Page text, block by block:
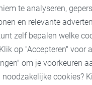
-50%
cookies
te analyseren,
en relevante
zelf bepalen welke
op "Accepteren" voor
om je voorkeuren
noodzakelijke cookies?